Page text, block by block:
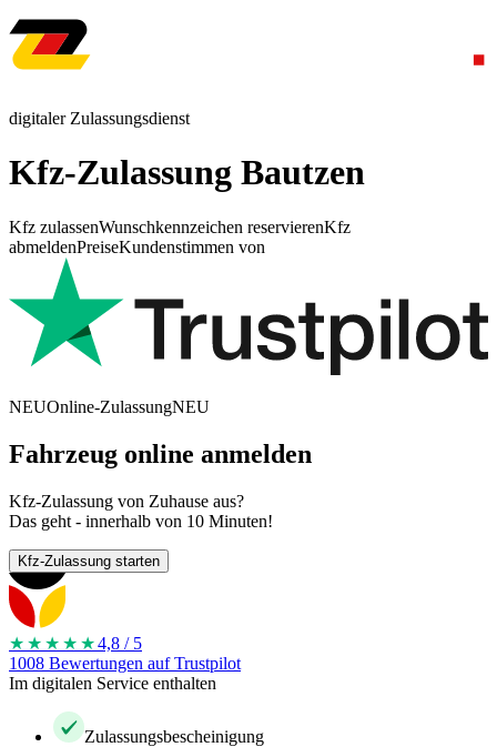
digitaler Zulassungsdienst
Kfz-Zulassung Bautzen
Kfz zulassenWunschkennzeichen reservierenKfz
abmeldenPreiseKundenstimmen von
NEUOnline-ZulassungNEU
Fahrzeug online anmelden
Kfz-Zulassung von Zuhause aus?
Das geht - innerhalb von 10 Minuten!
Kfz-Zulassung starten
★★★★ ★4,8 / 5
1008 Bewertungen auf Trustpilot
Im digitalen Service enthalten
Zulassungsbescheinigung